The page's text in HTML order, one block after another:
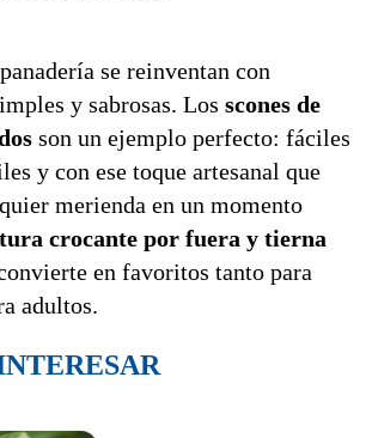
se reinventan con
y sabrosas. Los scones de
son un ejemplo perfecto: fáciles
y con ese toque artesanal que
merienda en un momento
crocante por fuera y tierna
en favoritos tanto para
adultos.